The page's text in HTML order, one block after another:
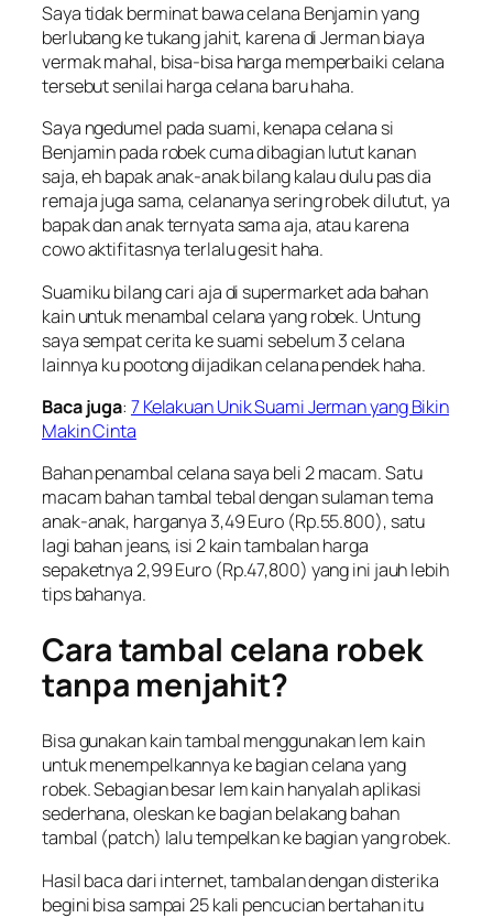
Saya tidak berminat bawa celana Benjamin yang
berlubang ke tukang jahit, karena di Jerman biaya
vermak mahal, bisa-bisa harga memperbaiki celana
tersebut senilai harga celana baru haha.
Saya ngedumel pada suami, kenapa celana si
Benjamin pada robek cuma dibagian lutut kanan
saja, eh bapak anak-anak bilang kalau dulu pas dia
remaja juga sama, celananya sering robek dilutut, ya
bapak dan anak ternyata sama aja, atau karena
cowo aktifitasnya terlalu gesit haha.
Suamiku bilang cari aja di supermarket ada bahan
kain untuk menambal celana yang robek. Untung
saya sempat cerita ke suami sebelum 3 celana
lainnya ku pootong dijadikan celana pendek haha.
Baca juga: 7 Kelakuan Unik Suami Jerman yang Bikin
Makin Cinta
Bahan penambal celana saya beli 2 macam. Satu
macam bahan tambal tebal dengan sulaman tema
anak-anak, harganya 3,49 Euro (Rp.55.800), satu
lagi bahan jeans, isi 2 kain tambalan harga
sepaketnya 2,99 Euro (Rp.47,800) yang ini jauh lebih
tips bahanya.
Cara tambal celana robek
tanpa menjahit?
Bisa gunakan kain tambal menggunakan lem kain
untuk menempelkannya ke bagian celana yang
robek. Sebagian besar lem kain hanyalah aplikasi
sederhana, oleskan ke bagian belakang bahan
tambal (patch) lalu tempelkan ke bagian yang robek.
Hasil baca dari internet, tambalan dengan disterika
begini bisa sampai 25 kali pencucian bertahan itu